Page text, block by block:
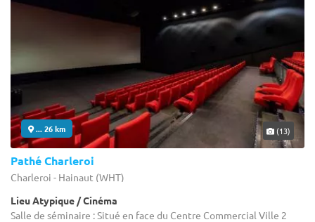
... 26 km (13)
Pathé Charleroi
Charleroi - Hainaut (WHT)
Lieu Atypique / Cinéma
Salle de séminaire : Situé en face du Centre Commercial Ville 2